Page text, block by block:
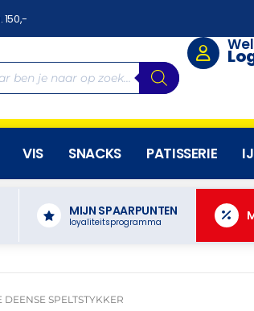
150,-
VIS SNACKS PATISSERIE
MIJN SPAARPUNTEN
loyaliteitsprogramma
DEENSE SPELTSTYKKER